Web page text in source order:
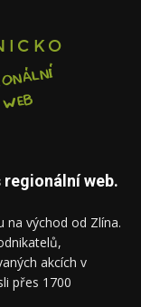
regionální web.
na východ od Zlína.
akcích v
přes 1700